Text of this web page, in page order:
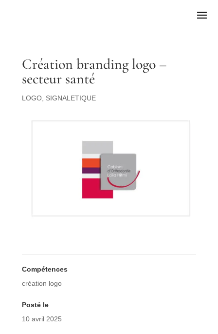
Création branding logo –
secteur santé
LOGO, SIGNALETIQUE
Compétences
création logo
Posté le
10 avril 2025